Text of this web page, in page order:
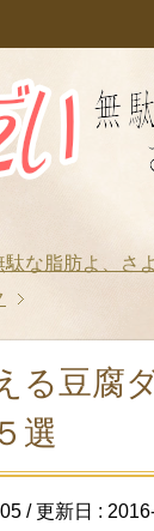
駄な脂肪よ、さ
る豆腐
選
/ 更新日 :